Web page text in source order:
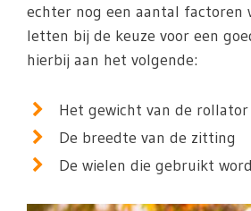
echter nog een aantal factoren
letten bij de keuze voor een
hierbij aan het volgende:
Het gewicht van de rollator
De breedte van de zitting
De wielen die gebruikt